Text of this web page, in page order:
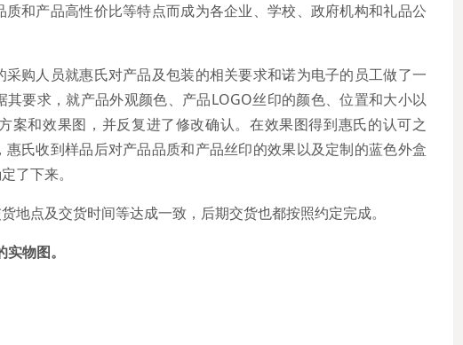
和产品高性价比等特点而成为各企业、学校、政府机构和礼品公
人员就惠氏对产品及包装的相关要求和诺为电子的员工做了一
要求，就产品外观颜色、产品LOGO丝印的颜色、位置和大小以
案和效果图，并反复进了修改确认。在效果图得到惠氏的认可之
氏收到样品后对产品品质和产品丝印的效果以及定制的蓝色外盒
了下来。
及交货时间等达成一致，后期交货也都按照约定完成。
物图。